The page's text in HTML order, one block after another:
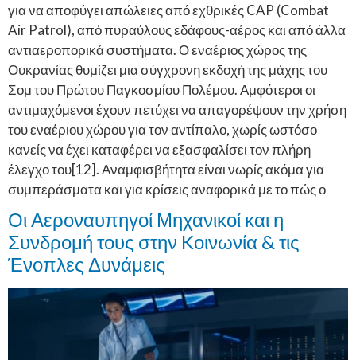
για να αποφύγει απώλειες από εχθρικές CAP (Combat
Air Patrol), από πυραύλους εδάφους-αέρος και από άλλα
αντιαεροπορικά συστήματα. Ο εναέριος χώρος της
Ουκρανίας θυμίζει μια σύγχρονη εκδοχή της μάχης του
Σομ του Πρώτου Παγκοσμίου Πολέμου. Αμφότεροι οι
αντιμαχόμενοι έχουν πετύχει να απαγορέψουν την χρήση
του εναέριου χώρου για τον αντίπαλο, χωρίς ωστόσο
κανείς να έχει καταφέρει να εξασφαλίσει τον πλήρη
έλεγχο του[12]. Αναμφισβήτητα είναι νωρίς ακόμα για
συμπεράσματα και για κρίσεις αναφορικά με το πώς ο
Οι Αεροναυπηγοί Μηχανικοί και η
Συνδρομή τους στην Kοινωνία & τις
Ένοπλες Δυνάμεις